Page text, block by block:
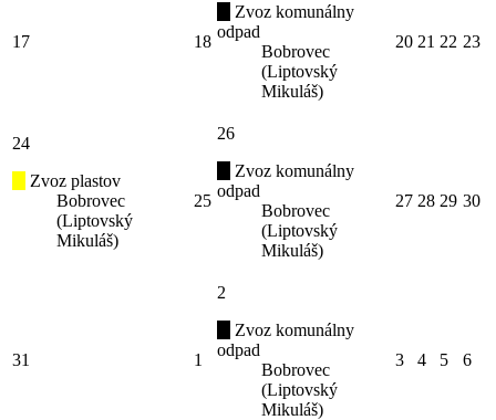
17 18
Zvoz komunálny
odpad
Bobrovec
(Liptovský
Mikuláš)
20 21 22 23
24
Zvoz plastov
Bobrovec
(Liptovský
Mikuláš)
25
26
Zvoz komunálny
odpad
Bobrovec
(Liptovský
Mikuláš)
27 28 29 30
31 1
2
Zvoz komunálny
odpad
Bobrovec
(Liptovský
Mikuláš)
3 4 5 6